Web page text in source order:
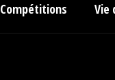
Compétitions Vie